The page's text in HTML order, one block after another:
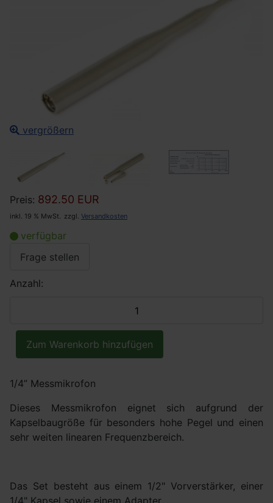
vergrößern
Preis: 892.50 EUR
inkl. 19 % MwSt. zzgl. Versandkosten
verfügbar
Frage stellen
Anzahl:
1/4” Messmikrofon
Dieses Messmikrofon eignet sich aufgrund der
Kapselbaugröße für besonders hohe Pegel und einen
sehr weiten linearen Frequenzbereich.
Das Set besteht aus einem 1/2" Vorverstärker, einer
1/4" Kapsel sowie einem Adapter